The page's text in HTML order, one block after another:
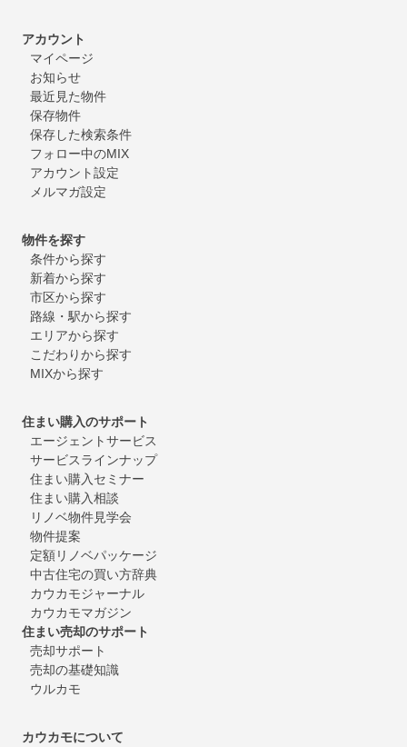
アカウント
マイページ
お知らせ
最近見た物件
保存物件
保存した検索条件
フォロー中のMIX
アカウント設定
メルマガ設定
物件を探す
条件から探す
新着から探す
市区から探す
路線・駅から探す
エリアから探す
こだわりから探す
MIXから探す
住まい購入のサポート
エージェントサービス
サービスラインナップ
住まい購入セミナー
住まい購入相談
リノベ物件見学会
物件提案
定額リノベパッケージ
中古住宅の買い方辞典
カウカモジャーナル
カウカモマガジン
住まい売却のサポート
売却サポート
売却の基礎知識
ウルカモ
カウカモについて